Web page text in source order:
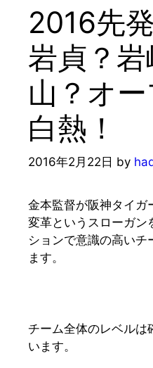
2016先
岩貞？
山？オ
白熱！
2016年2月22日 by
金本監督が阪神タイガ
変革というスローガン
ションで意識の高いチ
ます。
チーム全体のレベルは
います。